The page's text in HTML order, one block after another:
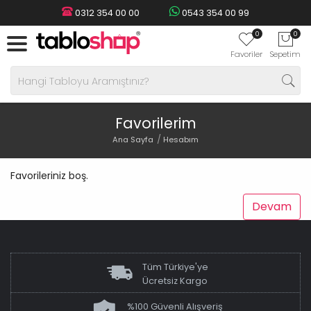
0312 354 00 00 0543 354 00 99
0
Favoriler
0
Sepetim
Favorilerim
Ana Sayfa Hesabım
Favorileriniz boş.
Devam
Tüm Türkiye'ye
Ücretsiz Kargo
%100 Güvenli Alışveriş